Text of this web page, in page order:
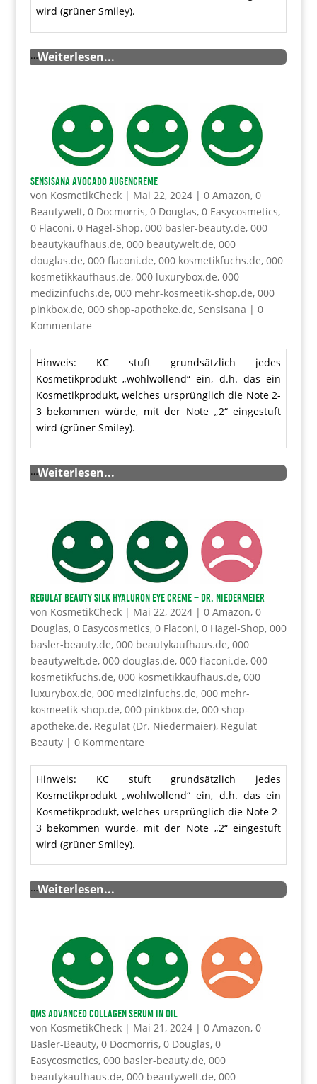
wird (grüner Smiley).
…Weiterlesen...
SENSISANA Avocado Augencreme
von KosmetikCheck| Mai 22, 2024| 0 Amazon, 0
Beautywelt, 0 Docmorris, 0 Douglas, 0 Easycosmetics,
0 Flaconi, 0 Hagel-Shop, 000 basler-beauty.de, 000
beautykaufhaus.de, 000 beautywelt.de, 000
douglas.de, 000 flaconi.de, 000 kosmetikfuchs.de, 000
kosmetikkaufhaus.de, 000 luxurybox.de, 000
medizinfuchs.de, 000 mehr-kosmeetik-shop.de, 000
pinkbox.de, 000 shop-apotheke.de, Sensisana | 0
Kommentare
Hinweis: KC stuft grundsätzlich jedes
Kosmetikprodukt „wohlwollend“ ein, d.h. das ein
Kosmetikprodukt, welches ursprünglich die Note 2-
3 bekommen würde, mit der Note „2“ eingestuft
wird (grüner Smiley).
…Weiterlesen...
REGULAT Beauty Silk Hyaluron Eye Creme – Dr. Niedermeier
von KosmetikCheck| Mai 22, 2024| 0 Amazon, 0
Douglas, 0 Easycosmetics, 0 Flaconi, 0 Hagel-Shop, 000
basler-beauty.de, 000 beautykaufhaus.de, 000
beautywelt.de, 000 douglas.de, 000 flaconi.de, 000
kosmetikfuchs.de, 000 kosmetikkaufhaus.de, 000
luxurybox.de, 000 medizinfuchs.de, 000 mehr-
kosmeetik-shop.de, 000 pinkbox.de, 000 shop-
apotheke.de, Regulat (Dr. Niedermaier), Regulat
Beauty| 0 Kommentare
Hinweis: KC stuft grundsätzlich jedes
Kosmetikprodukt „wohlwollend“ ein, d.h. das ein
Kosmetikprodukt, welches ursprünglich die Note 2-
3 bekommen würde, mit der Note „2“ eingestuft
wird (grüner Smiley).
…Weiterlesen...
QMS Advanced Collagen Serum in Oil
von KosmetikCheck| Mai 21, 2024| 0 Amazon, 0
Basler-Beauty, 0 Docmorris, 0 Douglas, 0
Easycosmetics, 000 basler-beauty.de, 000
beautykaufhaus.de, 000 beautywelt.de, 000